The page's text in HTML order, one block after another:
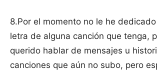
8.Por el momento no le he
letra de alguna canción que tenga,
querido hablar de mensajes u
canciones que aún no subo, pero